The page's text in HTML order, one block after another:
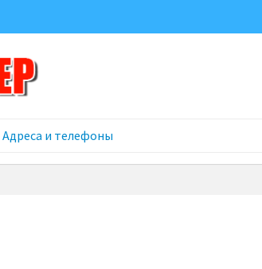
Адреса и телефоны